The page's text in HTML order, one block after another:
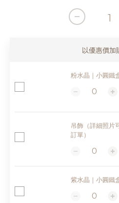
以優惠價加
粉水晶｜小圓鐵
吊飾（詳細照片
訂單）
紫水晶｜小圓鐵